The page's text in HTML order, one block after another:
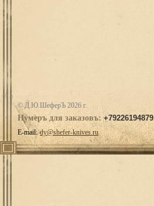
© Д.Ю.ШеферЪ 2026 г.
Нумеръ для заказовъ: +79226194879
E-mail: dy@shefer-knives.ru